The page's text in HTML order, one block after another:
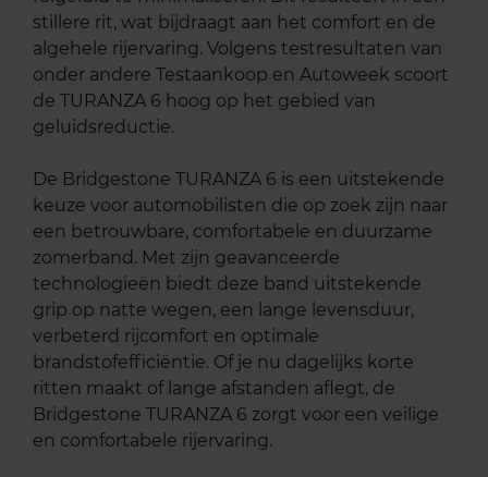
stillere rit, wat bijdraagt aan het comfort en de
algehele rijervaring. Volgens testresultaten van
onder andere Testaankoop en Autoweek scoort
de TURANZA 6 hoog op het gebied van
geluidsreductie.
De Bridgestone TURANZA 6 is een uitstekende
keuze voor automobilisten die op zoek zijn naar
een betrouwbare, comfortabele en duurzame
zomerband. Met zijn geavanceerde
technologieën biedt deze band uitstekende
grip op natte wegen, een lange levensduur,
verbeterd rijcomfort en optimale
brandstofefficiëntie. Of je nu dagelijks korte
ritten maakt of lange afstanden aflegt, de
Bridgestone TURANZA 6 zorgt voor een veilige
en comfortabele rijervaring.